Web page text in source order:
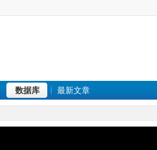
数据库 最新文章